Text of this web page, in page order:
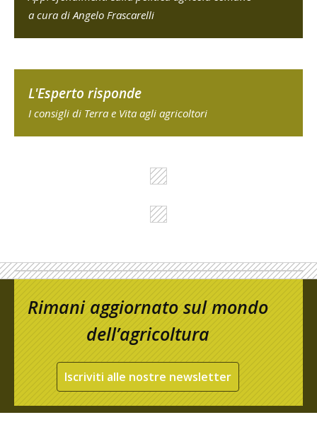
a cura di Angelo Frascarelli
L'Esperto risponde
I consigli di Terra e Vita agli agricoltori
Rimani aggiornato sul mondo
dell’agricoltura
Iscriviti alle nostre newsletter